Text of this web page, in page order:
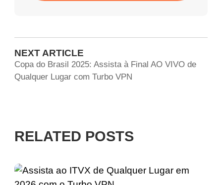
NEXT ARTICLE
Copa do Brasil 2025: Assista à Final AO VIVO de
Qualquer Lugar com Turbo VPN
RELATED POSTS